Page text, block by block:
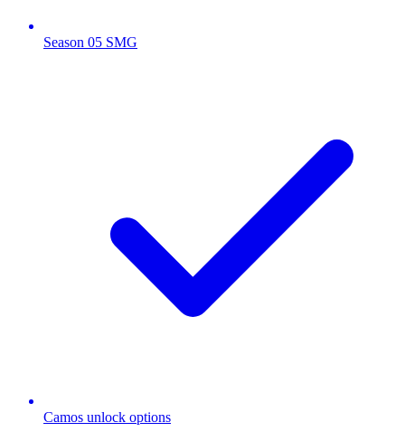
Season 05 SMG
Camos unlock options